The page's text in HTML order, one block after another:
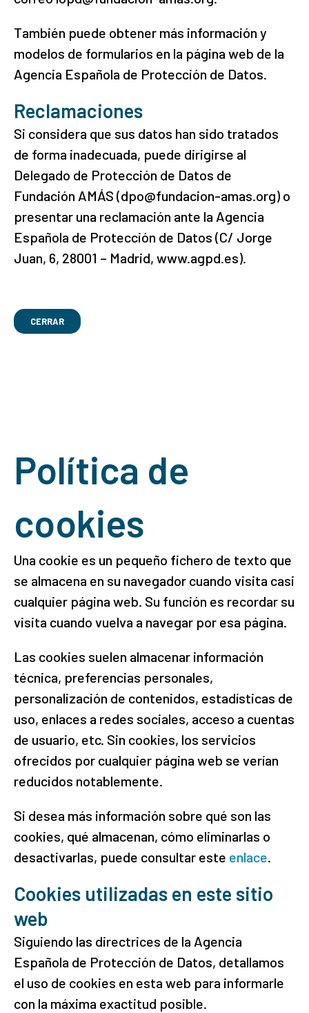
También puede obtener más información y
modelos de formularios en la página web de la
Agencia Española de Protección de Datos.
Reclamaciones
Si considera que sus datos han sido tratados
de forma inadecuada, puede dirigirse al
Delegado de Protección de Datos de
Fundación AMÁS (dpo@fundacion-amas.org) o
presentar una reclamación ante la Agencia
Española de Protección de Datos (C/ Jorge
Juan, 6, 28001 – Madrid, www.agpd.es).
CERRAR
Política de
cookies
Una cookie es un pequeño fichero de texto que
se almacena en su navegador cuando visita casi
cualquier página web. Su función es recordar su
visita cuando vuelva a navegar por esa página.
Las cookies suelen almacenar información
técnica, preferencias personales,
personalización de contenidos, estadísticas de
uso, enlaces a redes sociales, acceso a cuentas
de usuario, etc. Sin cookies, los servicios
ofrecidos por cualquier página web se verían
reducidos notablemente.
Si desea más información sobre qué son las
cookies, qué almacenan, cómo eliminarlas o
desactivarlas, puede consultar este enlace.
Cookies utilizadas en este sitio
web
Siguiendo las directrices de la Agencia
Española de Protección de Datos, detallamos
el uso de cookies en esta web para informarle
con la máxima exactitud posible.